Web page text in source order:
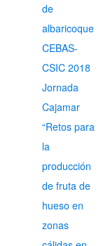
de
albaricoque
CEBAS-
CSIC 2018
Jornada
Cajamar
“Retos para
la
producción
de fruta de
hueso en
zonas